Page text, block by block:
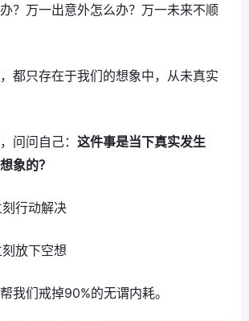
？万一出意外怎么办？万一未来不顺
都只存在于我们的想象中，从未真实
问问自己： 这件事是当下真实发生
象的？
行动解决
放下空想
我们戒掉90%的无谓内耗。